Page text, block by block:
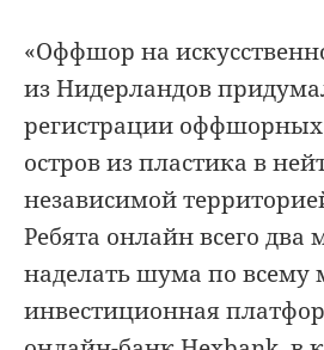
«Оффшор на
из Нидерландов
регистрации оффшорных
остров из пластика в
независимой
Ребята онлайн всего два
наделать шума по всему
инвестиционная